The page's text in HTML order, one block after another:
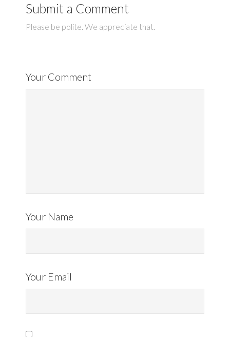
Submit a Comment
Please be polite. We appreciate that.
Your Comment
Your Name
Your Email